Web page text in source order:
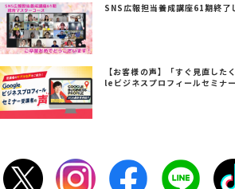
SNS広報担当養成講座61期終了
【お客様の声】「すぐ見直し
leビジネスプロフィールセミナ